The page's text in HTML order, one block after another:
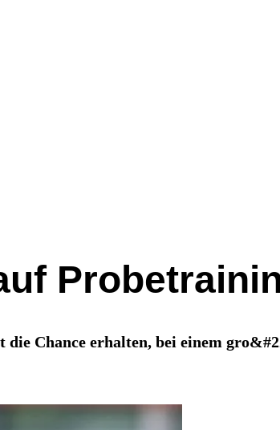
Chance erhalten, bei einem